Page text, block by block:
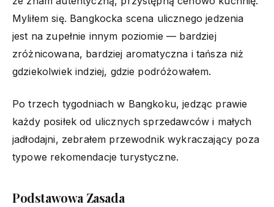
Myliłem się. Bangkocka scena ulicznego jedzenia
jest na zupełnie innym poziomie — bardziej
zróżnicowana, bardziej aromatyczna i tańsza niż
gdziekolwiek indziej, gdzie podróżowałem.
Po trzech tygodniach w Bangkoku, jedząc prawie
każdy posiłek od ulicznych sprzedawców i małych
jadłodajni, zebrałem przewodnik wykraczający poza
typowe rekomendacje turystyczne.
Podstawowa Zasada